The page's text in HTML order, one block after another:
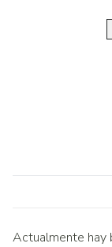
Actualmente hay